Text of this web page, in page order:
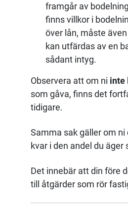
framgår av
finns villkor i
över lån, måste
kan utfärdas av en
sådant intyg.
Observera att om ni inte
som gåva, finns det
tidigare.
Samma sak gäller om
kvar i den andel du äger
Det innebär att din före
till åtgärder som rör